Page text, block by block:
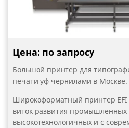
Цена: по запросу
Большой принтер для
печати уф чернилами в Москве.
Широкоформатный принтер EFI
виток развития
высокотехнологичных и с